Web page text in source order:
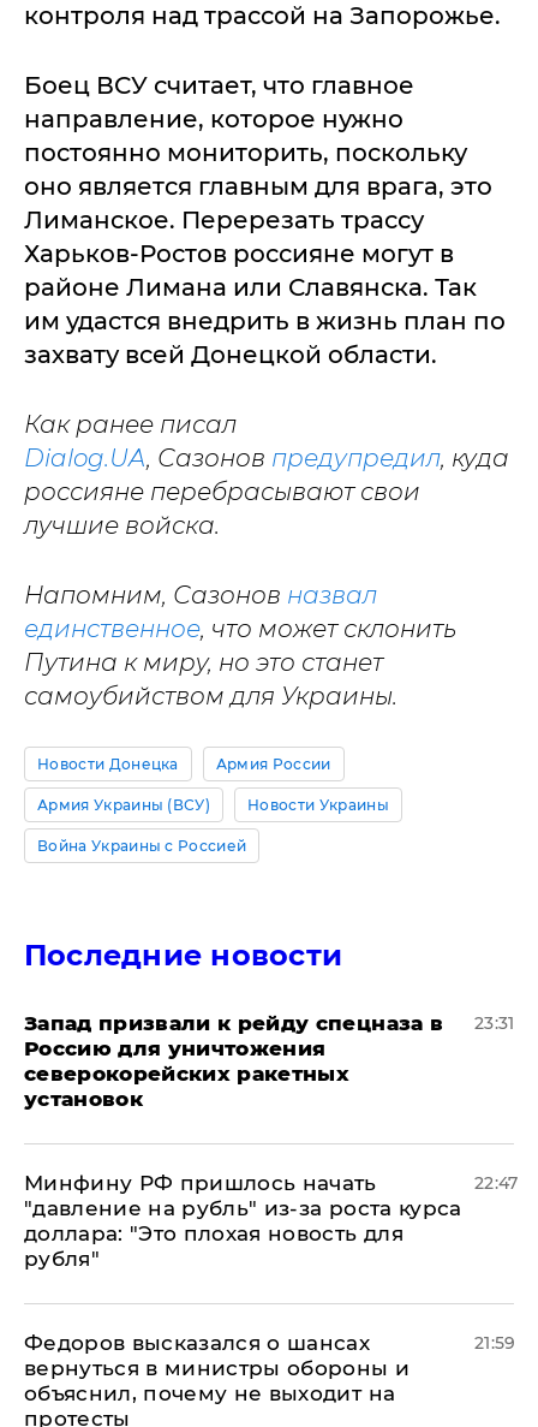
контроля над трассой на Запорожье.
Боец ВСУ считает, что главное
направление, которое нужно
постоянно мониторить, поскольку
оно является главным для врага, это
Лиманское. Перерезать трассу
Харьков-Ростов россияне могут в
районе Лимана или Славянска. Так
им удастся внедрить в жизнь план по
захвату всей Донецкой области.
Как ранее писал
Dialog.UA, Сазонов предупредил, куда
россияне перебрасывают свои
лучшие войска.
Напомним, Сазонов назвал
единственное, что может склонить
Путина к миру, но это станет
самоубийством для Украины.
Новости Донецка Армия России
Армия Украины (ВСУ) Новости Украины
Война Украины с Россией
Последние новости
Запад призвали к рейду спецназа в
Россию для уничтожения
северокорейских ракетных
установок
23:31
Минфину РФ пришлось начать
"давление на рубль" из-за роста курса
доллара: "Это плохая новость для
рубля"
22:47
Федоров высказался о шансах
вернуться в министры обороны и
объяснил, почему не выходит на
протесты
21:59